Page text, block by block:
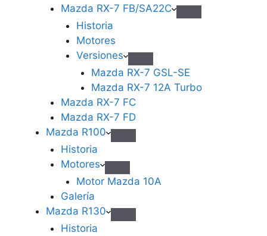
Mazda RX-7 FB/SA22C
Historia
Motores
Versiones
Mazda RX-7 GSL-SE
Mazda RX-7 12A Turbo
Mazda RX-7 FC
Mazda RX-7 FD
Mazda R100
Historia
Motores
Motor Mazda 10A
Galería
Mazda R130
Historia